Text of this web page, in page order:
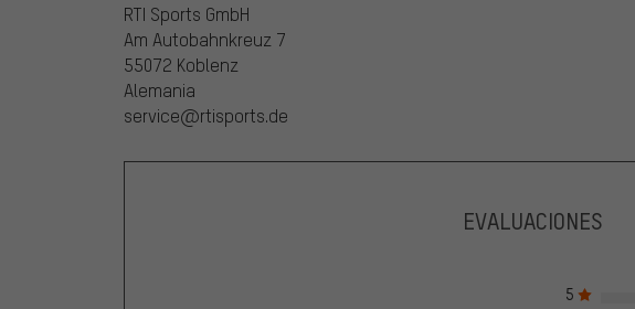
RTI Sports GmbH
Am Autobahnkreuz 7
55072 Koblenz
Alemania
service@rtisports.de
EVALUACIONES
5